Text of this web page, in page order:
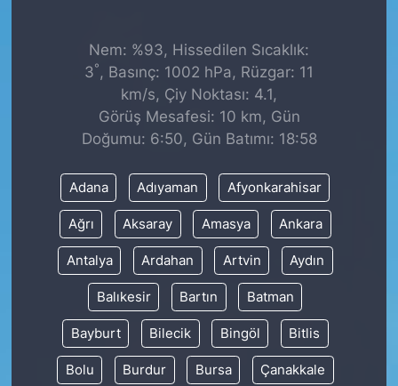
Nem: %93, Hissedilen Sıcaklık:
3°, Basınç: 1002 hPa, Rüzgar: 11
km/s, Çiy Noktası: 4.1,
Görüş Mesafesi: 10 km, Gün
Doğumu: 6:50, Gün Batımı: 18:58
Adana Adıyaman Afyonkarahisar
Ağrı Aksaray Amasya Ankara
Antalya Ardahan Artvin Aydın
Balıkesir Bartın Batman
Bayburt Bilecik Bingöl Bitlis
Bolu Burdur Bursa Çanakkale